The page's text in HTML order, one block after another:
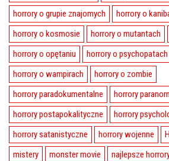
horrory o grupie znajomych
horrory o
horrory o kosmosie
horrory o mutantach
horrory o opętaniu
horrory o psychopatach
horrory o wampirach
horrory o zombie
horrory paradokumentalne
horrory
horrory postapokalityczne
horrory
horrory satanistyczne
horrory wojenne
mistery
monster movie najlepsze